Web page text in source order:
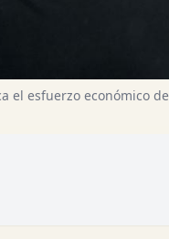
el esfuerzo económico